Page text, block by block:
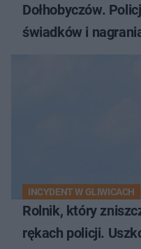
Dołhobyczów.
świadków i
INCYDENT W GLIWICACH
Rolnik, który
rękach policji.